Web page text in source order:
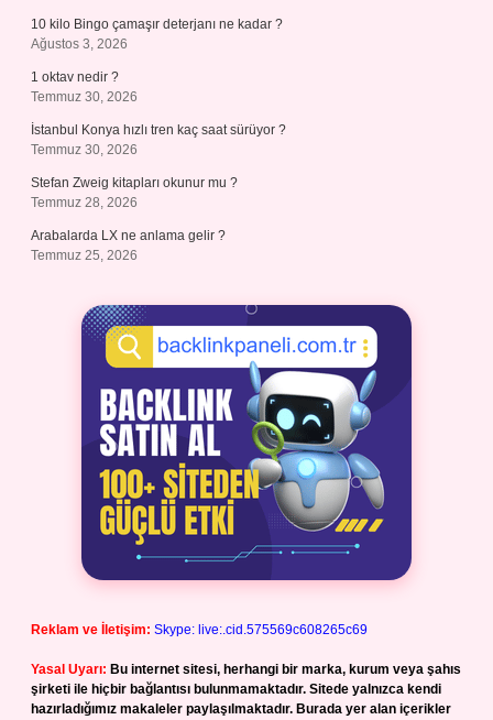
10 kilo Bingo çamaşır deterjanı ne kadar ?
Ağustos 3, 2026
1 oktav nedir ?
Temmuz 30, 2026
İstanbul Konya hızlı tren kaç saat sürüyor ?
Temmuz 30, 2026
Stefan Zweig kitapları okunur mu ?
Temmuz 28, 2026
Arabalarda LX ne anlama gelir ?
Temmuz 25, 2026
Reklam ve İletişim: Skype: live:.cid.575569c608265c69
Yasal Uyarı: Bu internet sitesi, herhangi bir marka, kurum veya şahıs
şirketi ile hiçbir bağlantısı bulunmamaktadır. Sitede yalnızca kendi
hazırladığımız makaleler paylaşılmaktadır. Burada yer alan içerikler